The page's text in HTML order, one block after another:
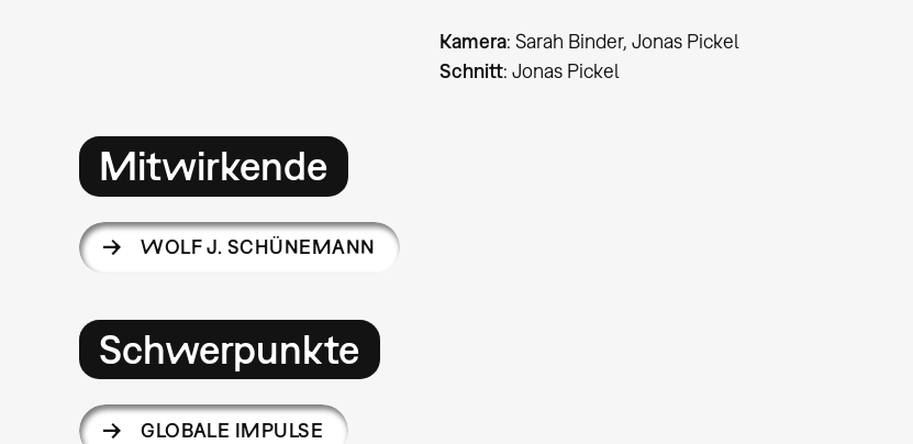
Kamera: Sarah Binder, Jonas Pickel
Schnitt: Jonas Pickel
Mitwirkende
WOLF J. SCHÜNEMANN
Schwerpunkte
GLOBALE IMPULSE